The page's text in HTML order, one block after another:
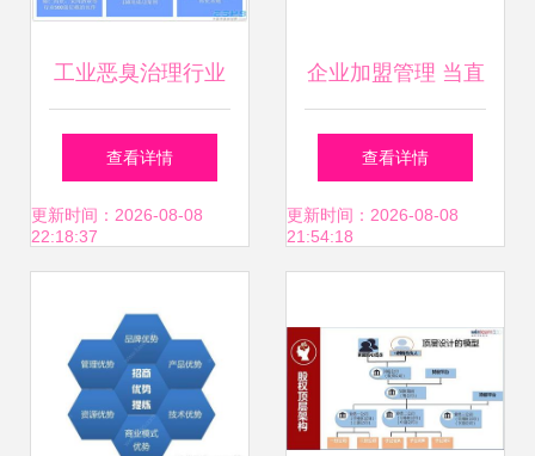
工业恶臭治理行业
加盟首选 中国派力
迪投资信息深度解
查看详情
更新时间：2026-08-08
22:18:37
企业加盟管理 当直
营与加盟管控不力
时的调整策略
查看详情
更新时间：2026-08-08
21:54:18